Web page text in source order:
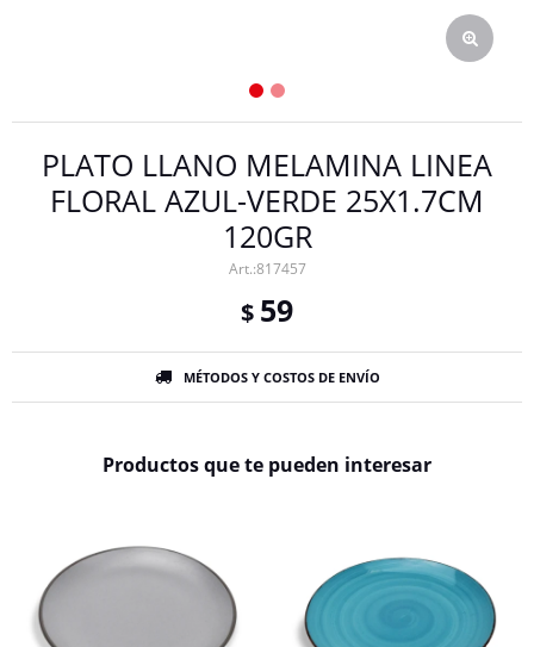
PLATO LLANO MELAMINA LINEA
FLORAL AZUL-VERDE 25X1.7CM
120GR
817457
$ 59
MÉTODOS Y COSTOS DE ENVÍO
Productos que te pueden interesar